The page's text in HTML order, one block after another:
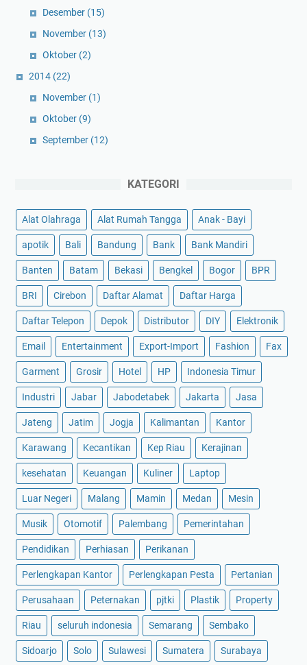
Desember (15)
November (13)
Oktober (2)
2014 (22)
November (1)
Oktober (9)
September (12)
KATEGORI
Alat Olahraga Alat Rumah Tangga Anak - Bayi
apotik Bali Bandung Bank Bank Mandiri
Banten Batam Bekasi Bengkel Bogor BPR
BRI Cirebon Daftar Alamat Daftar Harga
Daftar Telepon Depok Distributor DIY Elektronik
Email Entertainment Export-Import Fashion Fax
Garment Grosir Hotel HP Indonesia Timur
Industri Jabar Jabodetabek Jakarta Jasa
Jateng Jatim Jogja Kalimantan Kantor
Karawang Kecantikan Kep Riau Kerajinan
kesehatan Keuangan Kuliner Laptop
Luar Negeri Malang Mamin Medan Mesin
Musik Otomotif Palembang Pemerintahan
Pendidikan Perhiasan Perikanan
Perlengkapan Kantor Perlengkapan Pesta Pertanian
Perusahaan Peternakan pjtki Plastik Property
Riau seluruh indonesia Semarang Sembako
Sidoarjo Solo Sulawesi Sumatera Surabaya